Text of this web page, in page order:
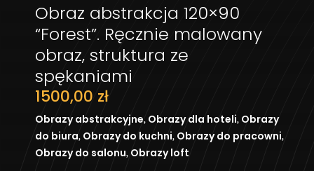
Obraz abstrakcja 120×90
“Forest”. Ręcznie malowany
obraz, struktura ze
spękaniami
1500,00 zł
Obrazy abstrakcyjne Obrazy dla hoteli Obrazy
do biura Obrazy do kuchni Obrazy do pracowni
Obrazy do salonu Obrazy loft
DODAJ DO KOSZYKA